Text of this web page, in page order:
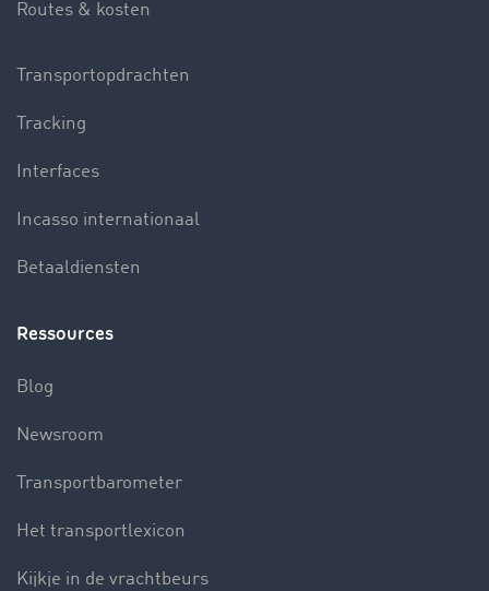
Routes & kosten
Transportopdrachten
Tracking
Interfaces
Incasso internationaal
Betaaldiensten
Ressources
Blog
Newsroom
Transportbarometer
Het transportlexicon
Kijkje in de vrachtbeurs